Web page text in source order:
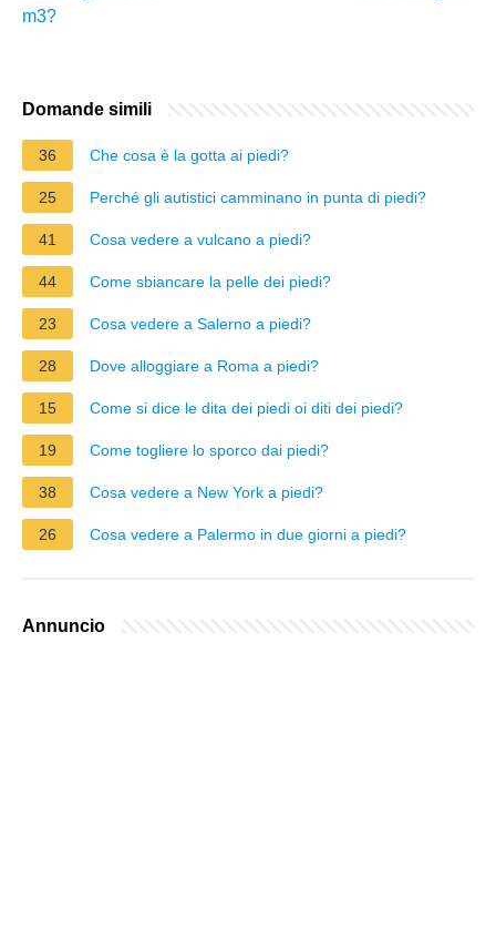
m3?
Domande simili
36 Che cosa è la gotta ai piedi?
25 Perché gli autistici camminano in punta di piedi?
41 Cosa vedere a vulcano a piedi?
44 Come sbiancare la pelle dei piedi?
23 Cosa vedere a Salerno a piedi?
28 Dove alloggiare a Roma a piedi?
15 Come si dice le dita dei piedi oi diti dei piedi?
19 Come togliere lo sporco dai piedi?
38 Cosa vedere a New York a piedi?
26 Cosa vedere a Palermo in due giorni a piedi?
Annuncio